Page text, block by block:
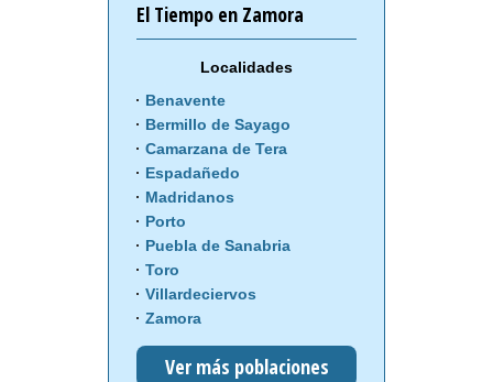
El Tiempo en Zamora
Localidades
Benavente
Bermillo de Sayago
Camarzana de Tera
Espadañedo
Madridanos
Porto
Puebla de Sanabria
Toro
Villardeciervos
Zamora
Ver más poblaciones